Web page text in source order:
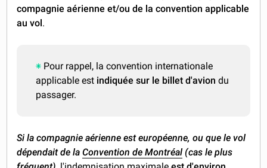
compagnie aérienne et/ou de la convention applicable
au vol .
Pour rappel, la convention internationale
applicable est indiquée sur le billet d'avion du
passager.
Si la compagnie aérienne est européenne, ou que le vol
dépendait de laConvention de Montréal(cas le plus